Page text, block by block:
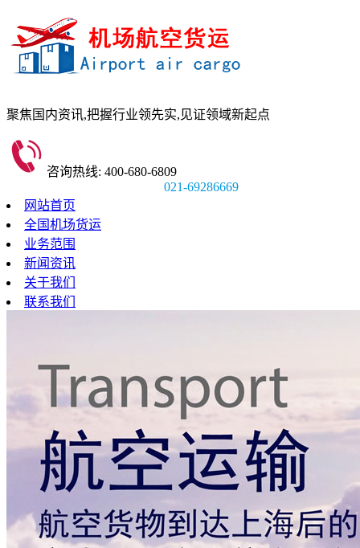
聚焦国内资讯,把握行业领先实,见证领域新起点
咨询热线: 400-680-6809
021-69286669
网站首页
全国机场货运
业务范围
新闻资讯
关于我们
联系我们